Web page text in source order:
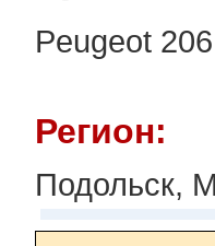
Peugeot
Регион:
Подольск,